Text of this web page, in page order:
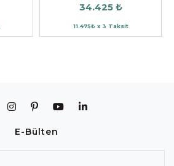
34.425 ₺
11.475₺ x 3 Taksit
E-Bülten